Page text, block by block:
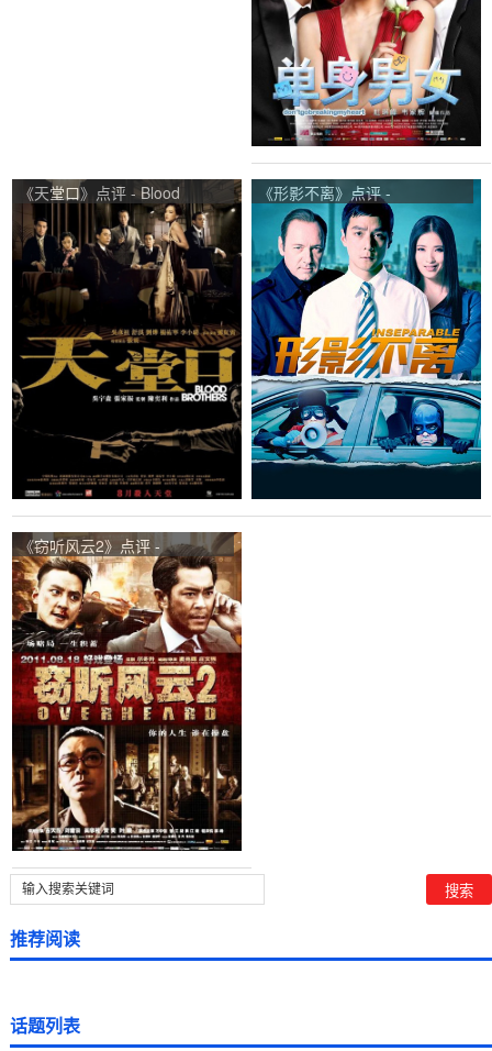
《天堂口》点评 - Blood
Brothers网友评价
《形影不离》点评 -
Inseparable网友评价
《窃听风云2》点评 -
Overheard 2网友评价
推荐阅读
话题列表